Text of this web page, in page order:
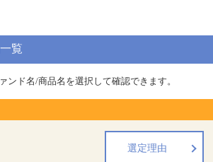
覧
ンド名/商品名を選択して確認できます。
選定理由